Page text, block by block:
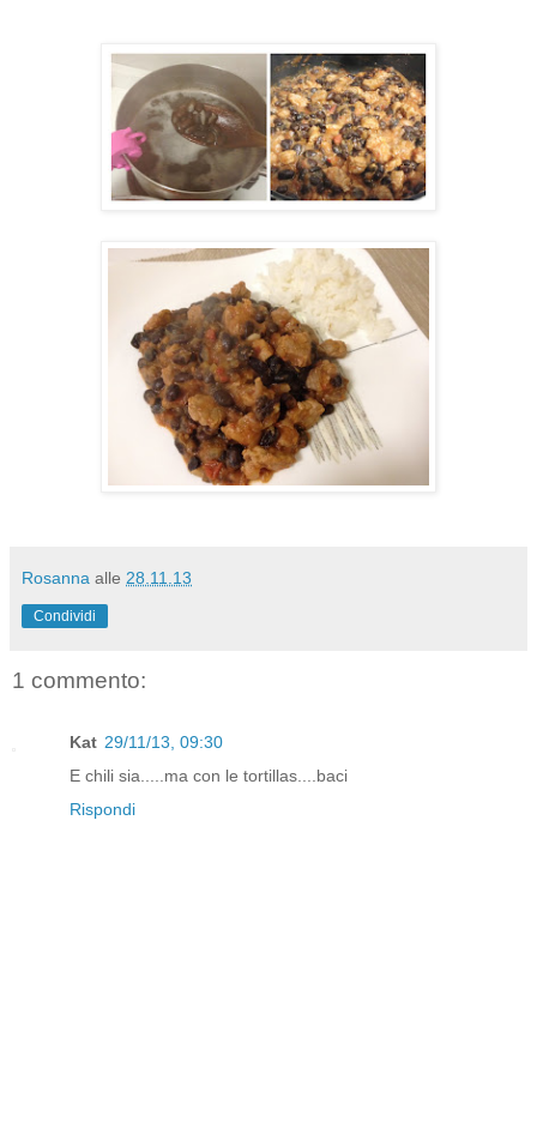
Rosanna alle 28.11.13
Condividi
1 commento:
Kat 29/11/13, 09:30
E chili sia.....ma con le tortillas....baci
Rispondi